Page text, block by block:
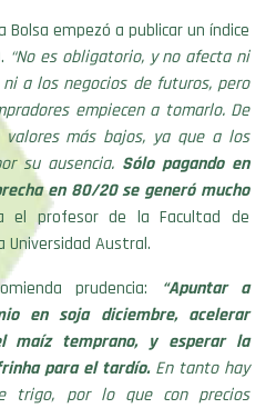
Bolsa empezó a publicar un índice
“No es obligatorio, y no afecta ni
a los negocios de futuros, pero
empiecen a tomarlo. De
más bajos, ya que a los
su ausencia. Sólo pagando en
en 80/20 se generó mucho
el profesor de la Facultad de
Universidad Austral.
prudencia:
“Apuntar a
en soja diciembre, acelerar
maíz temprano, y esperar la
para el tardío. En tanto hay
trigo, por lo que con precios